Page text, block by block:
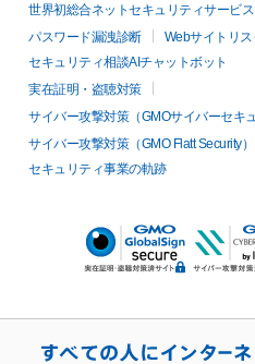
世界初総合ネットセキュリティサービス
パスワード漏洩診断
Webサイトリ
セキュリティ相談AIチャットボット
実在証明・盗聴対策
サイバー攻撃対策（GMOサイバーセキ
サイバー攻撃対策（GMO Flatt Security）
セキュリティ事業の軌跡